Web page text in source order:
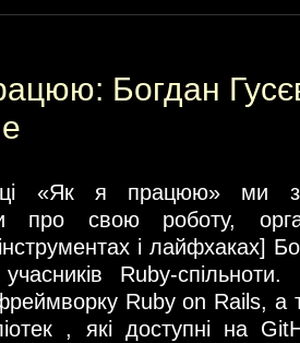
Богдан
«Як я працюю» ми
про свою роботу,
і лайфхаках]
Ruby-
Ruby on Rails, а
, які доступні на